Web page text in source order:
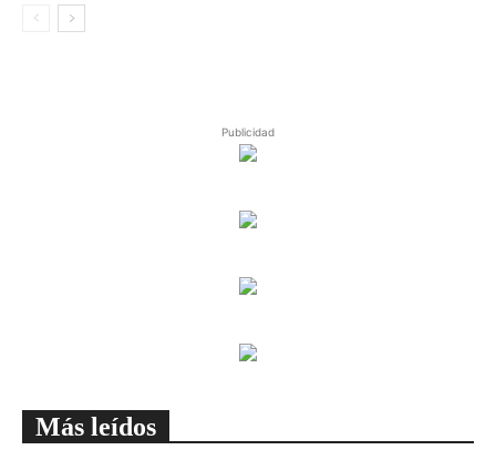
Publicidad
Más leídos